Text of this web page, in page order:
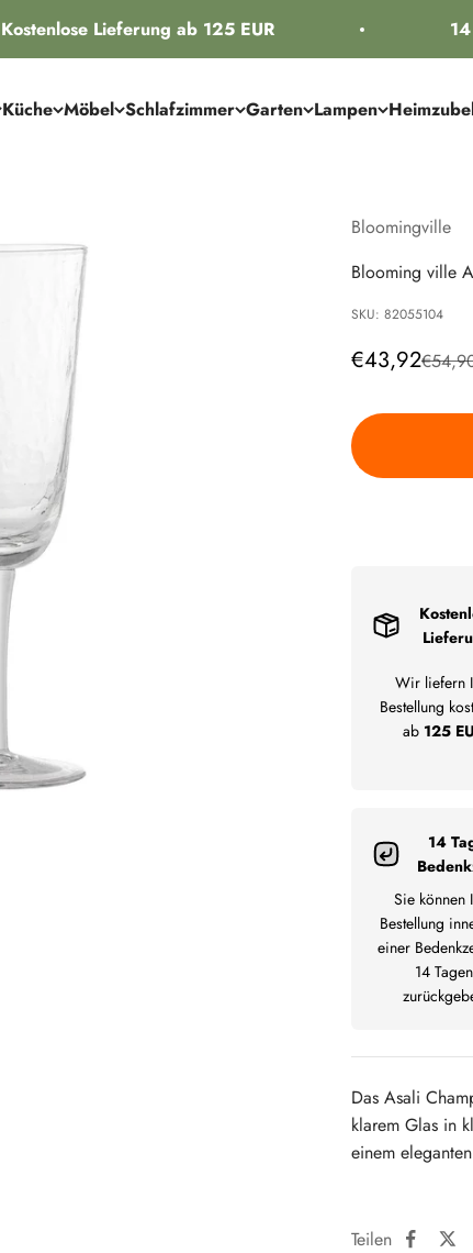
Kostenlose Lieferung ab 125 EUR
Küche Möbel Schlafzimmer Garten Lampen
Bloomingville
Blooming ville
SKU: 82055104
Angebot
€43,92
Wir liefern
Bestellung
ab 125
14
Sie können
Bestellung
einer
14 Tagen
Das Asali
klarem Glas in
einem
Teilen